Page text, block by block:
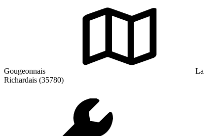
Gougeonnais
La
Richardais (35780)